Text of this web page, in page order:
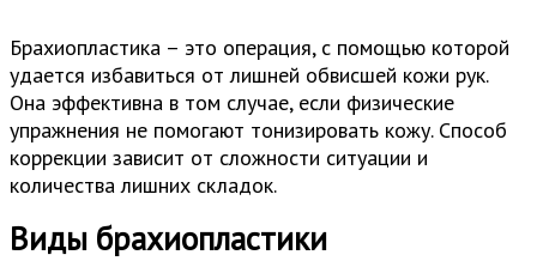
Брахиопластика – это операция, с помощью которой
удается избавиться от лишней обвисшей кожи рук.
Она эффективна в том случае, если физические
упражнения не помогают тонизировать кожу. Способ
коррекции зависит от сложности ситуации и
количества лишних складок.
Виды брахиопластики